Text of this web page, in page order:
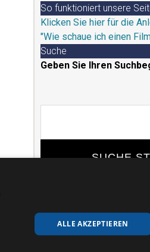
So funktioniert unsere
Klicken Sie hier für die
"Wie schaue ich einen
Suche
Geben Sie Ihren
IMPRESSUM ALLE AKZEPTIEREN